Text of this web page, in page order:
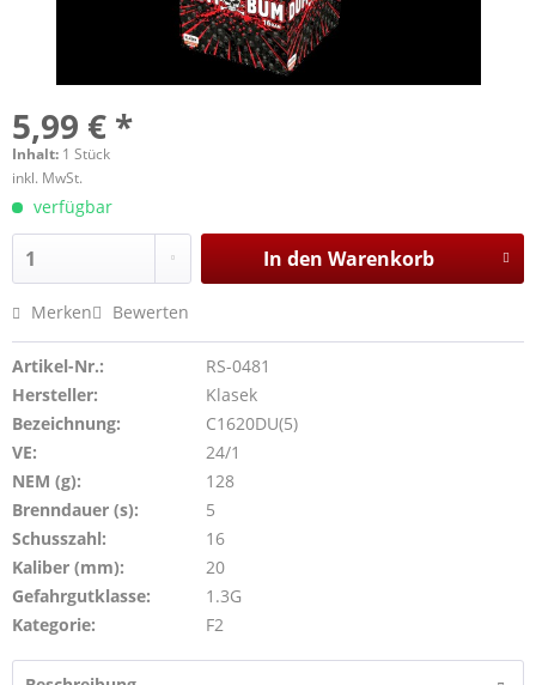
5,99 € *
Inhalt: 1 Stück
inkl. MwSt.
verfügbar
In den Warenkorb
Merken Bewerten
Artikel-Nr.:
RS-0481
Hersteller:
Klasek
Bezeichnung:
C1620DU(5)
VE:
24/1
NEM (g):
128
Brenndauer (s):
5
Schusszahl:
16
Kaliber (mm):
20
Gefahrgutklasse:
1.3G
Kategorie:
F2